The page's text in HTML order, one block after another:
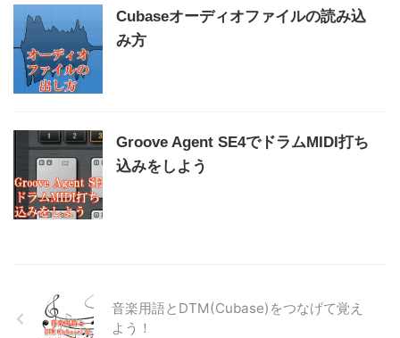
Cubaseオーディオファイルの読み込
み方
Groove Agent SE4でドラムMIDI打ち
込みをしよう
音楽用語とDTM(Cubase)をつなげて覚え
よう！